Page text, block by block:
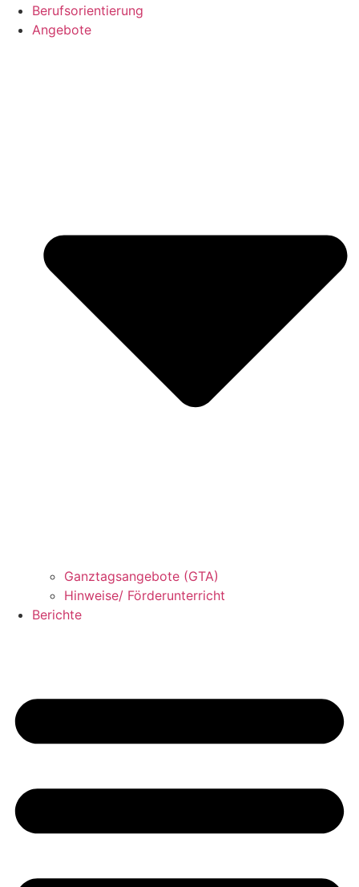
Berufsorientierung
Angebote
Ganztagsangebote (GTA)
Hinweise/ Förderunterricht
Berichte